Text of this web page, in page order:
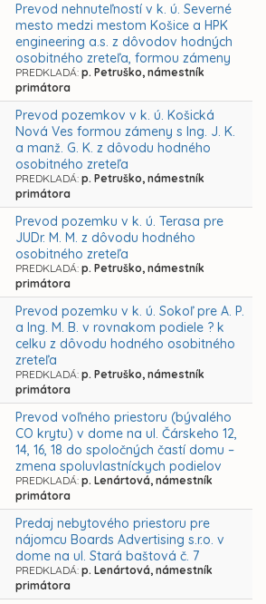
Prevod nehnuteľností v k. ú. Severné
mesto medzi mestom Košice a HPK
engineering a.s. z dôvodov hodných
osobitného zreteľa, formou zámeny
PREDKLADÁ: p. Petruško, námestník
primátora
Prevod pozemkov v k. ú. Košická
Nová Ves formou zámeny s Ing. J. K.
a manž. G. K. z dôvodu hodného
osobitného zreteľa
PREDKLADÁ: p. Petruško, námestník
primátora
Prevod pozemku v k. ú. Terasa pre
JUDr. M. M. z dôvodu hodného
osobitného zreteľa
PREDKLADÁ: p. Petruško, námestník
primátora
Prevod pozemku v k. ú. Sokoľ pre A. P.
a Ing. M. B. v rovnakom podiele ? k
celku z dôvodu hodného osobitného
zreteľa
PREDKLADÁ: p. Petruško, námestník
primátora
Prevod voľného priestoru (bývalého
CO krytu) v dome na ul. Čárskeho 12,
14, 16, 18 do spoločných častí domu –
zmena spoluvlastníckych podielov
PREDKLADÁ: p. Lenártová, námestník
primátora
Predaj nebytového priestoru pre
nájomcu Boards Advertising s.r.o. v
dome na ul. Stará baštová č. 7
PREDKLADÁ: p. Lenártová, námestník
primátora